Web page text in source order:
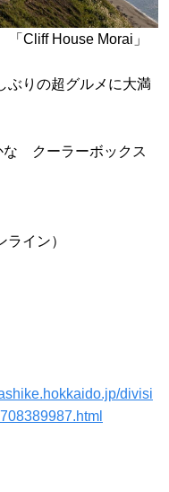
Cliff House Morai」
りの超グルメに大満
な クーラーボックス
イン）
divisi